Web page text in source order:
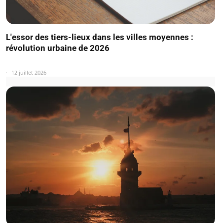
L'essor des tiers-lieux dans les villes moyennes :
révolution urbaine de 2026
12 juillet 2026